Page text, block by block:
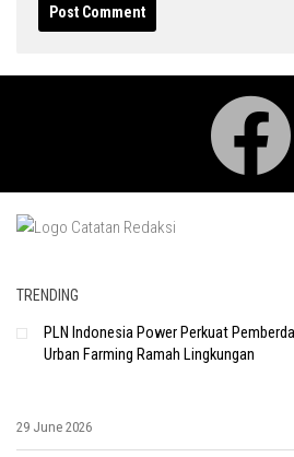
TRENDING
PLN Indonesia Power Perkuat
Urban Farming Ramah Lingkungan
29 June 2026